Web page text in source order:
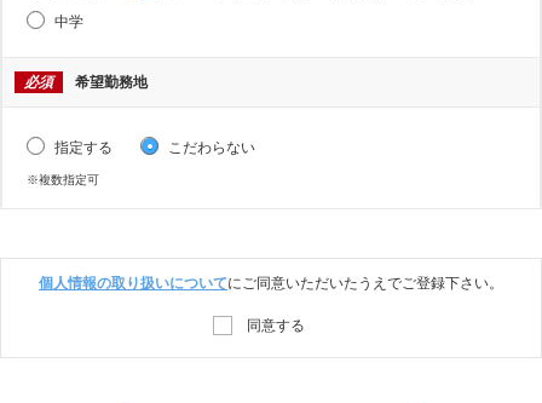
中学
必須 希望勤務地
指定する こだわらない
※複数指定可
個人情報の取り扱いについてにご同意いただいたうえでご登録下さい。
同意する